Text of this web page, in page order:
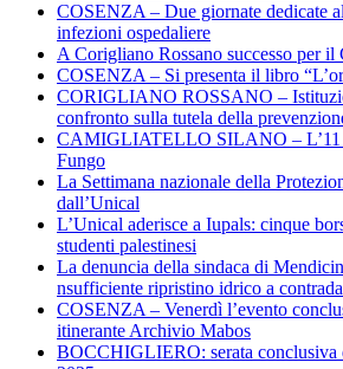
COSENZA – Due giornate dedicate
infezioni ospedaliere
A Corigliano Rossano successo per il
COSENZA – Si presenta il libro
CORIGLIANO ROSSANO –
confronto sulla tutela della
CAMIGLIATELLO SILANO – L’11
Fungo
La Settimana nazionale della
dall’Unical
L’Unical aderisce a Iupals: cinque
studenti palestinesi
La denuncia della sindaca di
nsufficiente ripristino idrico a
COSENZA – Venerdì l’evento
itinerante Archivio Mabos
BOCCHIGLIERO: serata conclusiva